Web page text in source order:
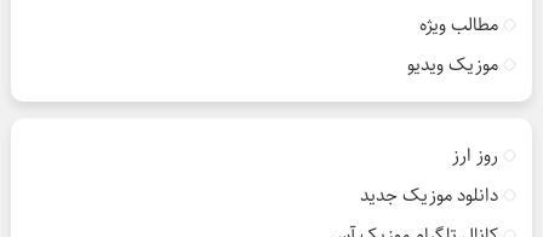
مطالب ویژه
موزیک ویدیو
روز ارز
دانلود موزیک جدید